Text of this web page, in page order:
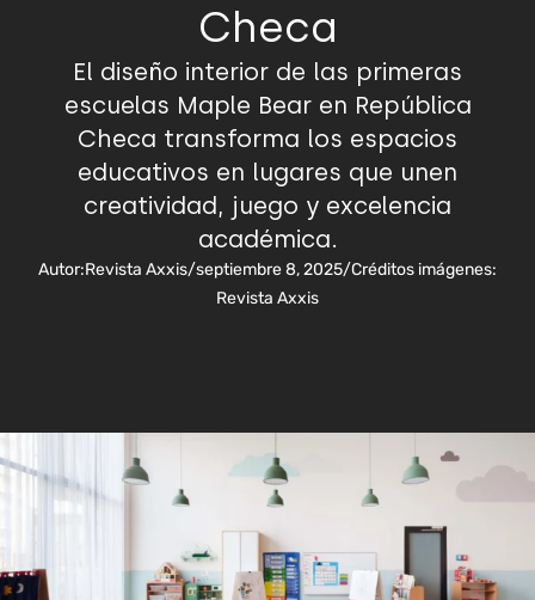
Checa
El diseño interior de las primeras
escuelas Maple Bear en República
Checa transforma los espacios
educativos en lugares que unen
creatividad, juego y excelencia
académica.
Autor:Revista Axxis/septiembre 8, 2025/Créditos imágenes:
Revista Axxis